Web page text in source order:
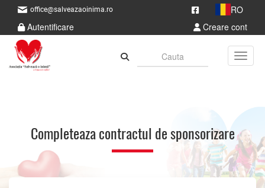
office@salveazaoinima.ro
RO
Autentificare
Creare cont
Completeaza contractul de sponsorizare